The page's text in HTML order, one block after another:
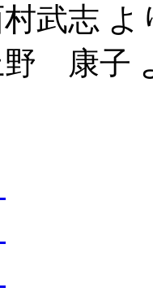
武志 よ
野 康子